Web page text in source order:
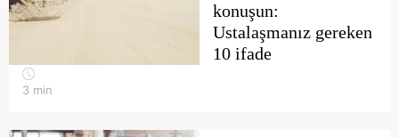
konuşun:
Ustalaşmanız gereken
10 ifade
3 min